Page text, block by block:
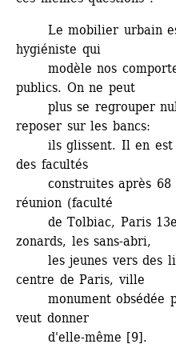
Le mobilier urbain est
hygiéniste qui
modèle nos
publics. On ne peut
plus se regrouper
reposer sur les bancs:
ils glissent. Il en est
des facultés
construites après 68 :
réunion (faculté
de Tolbiac, Paris
zonards, les sans-abri,
les jeunes vers des
centre de Paris, ville
monument obsédée
veut donner
d'elle-même [9].